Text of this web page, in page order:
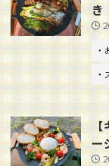
き
・
・
ー